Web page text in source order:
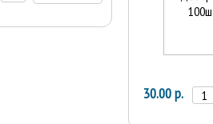
30.00 р.